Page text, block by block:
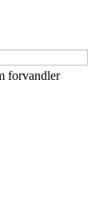
forvandler